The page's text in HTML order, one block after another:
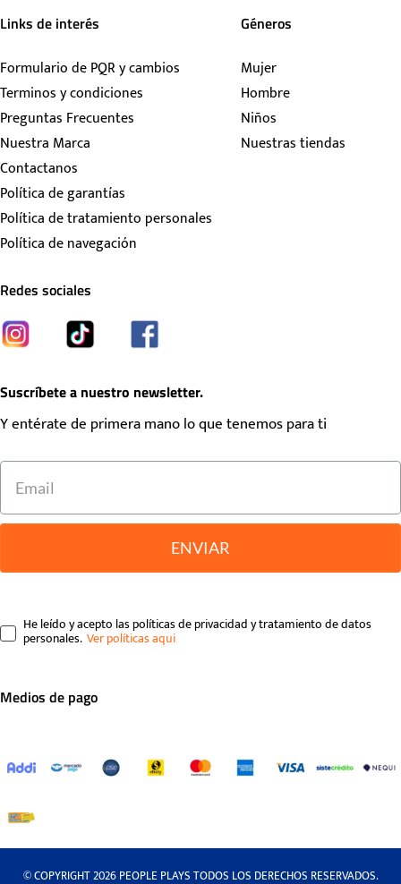
Links de interés
Formulario de PQR y cambios
Terminos y condiciones
Preguntas Frecuentes
Nuestra Marca
Contactanos
Política de garantías
Política de tratamiento personales
Política de navegación
Géneros
Mujer
Hombre
Niños
Nuestras tiendas
Redes sociales
Suscríbete a nuestro newsletter.
Y entérate de primera mano lo que tenemos para ti
ENVIAR
He leído y acepto las políticas de privacidad y tratamiento de datos
personales.
Medios de pago
© COPYRIGHT 2026 PEOPLE PLAYS TODOS LOS DERECHOS RESERVADOS.